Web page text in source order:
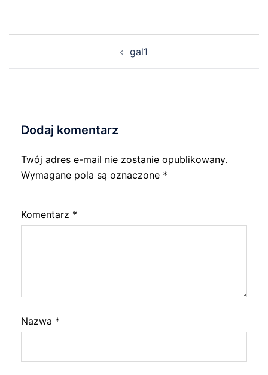
gal1
Dodaj komentarz
Twój adres e-mail nie zostanie opublikowany.
Wymagane pola są oznaczone *
Komentarz *
Nazwa *